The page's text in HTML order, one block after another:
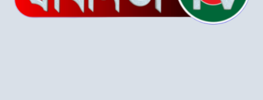
“গলাচিপায় বিএনপির জনসভা:
‘কাউকে বর্গা দেওয়ার জন্য